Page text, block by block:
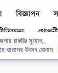
বিজ্ঞাপন
চাকরির সুযোগ,
ভাতাসহ উৎসব বোনাস